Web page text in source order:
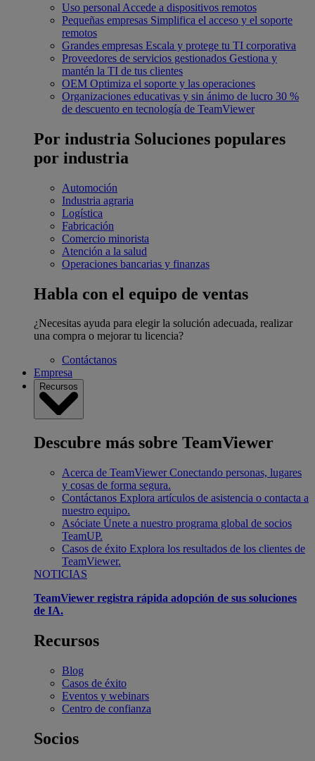
Uso personal Accede a dispositivos remotos
Pequeñas empresas Simplifica el acceso y el soporte
remotos
Grandes empresas Escala y protege tu TI corporativa
Proveedores de servicios gestionados Gestiona y
mantén la TI de tus clientes
OEM Optimiza el soporte y las operaciones
Organizaciones educativas y sin ánimo de lucro 30 %
de descuento en tecnología de TeamViewer
Por industria Soluciones populares
por industria
Automoción
Industria agraria
Logística
Fabricación
Comercio minorista
Atención a la salud
Operaciones bancarias y finanzas
Habla con el equipo de ventas
¿Necesitas ayuda para elegir la solución adecuada, realizar
una compra o mejorar tu licencia?
Contáctanos
Empresa
Recursos
Descubre más sobre TeamViewer
Acerca de TeamViewer Conectando personas, lugares
y cosas de forma segura.
Contáctanos Explora artículos de asistencia o contacta a
nuestro equipo.
Asóciate Únete a nuestro programa global de socios
TeamUP.
Casos de éxito Explora los resultados de los clientes de
TeamViewer.
NOTICIAS
TeamViewer registra rápida adopción de sus soluciones
de IA.
Recursos
Blog
Casos de éxito
Eventos y webinars
Centro de confianza
Socios